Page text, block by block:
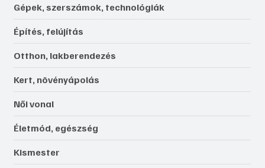
Gépek, szerszámok, technológiák
Építés, felújítás
Otthon, lakberendezés
Kert, növényápolás
Női vonal
Életmód, egészség
Kismester